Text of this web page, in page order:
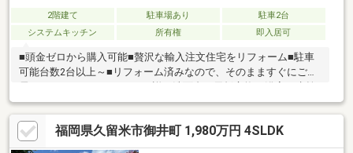
2階建て 駐車場あり
駐車2台
システムキッチン
所有権 即入居可
■頭金ゼロから購入可能■贅沢な輸入注文住宅をリフォーム■駐車
可能台数2台以上～■リフォーム済みなので、そのまますぐにご入
居いただけます・リフォーム詳細洗面台の天板交換、浴室の水栓
交換、LDKクロス張替え、リビング及び2階手前の洋室のカーペッ
ト張替え、外壁及び屋根の塗装、外構にカラーアスファルト及び
人工芝の敷設■セブンイレブンの中町店まで徒歩約4分/約270ｍ■
久留米市立東国分小学校まで徒歩5分/約350ｍ■久留米市立明星中
福岡県久留米市御井町 1,980万円 4SLDK